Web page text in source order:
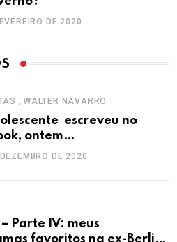
DE 2020
, WALTER NAVARRO
escreveu no
ontem…
DE 2020
Parte IV: meus
favoritos na ex-Berlim